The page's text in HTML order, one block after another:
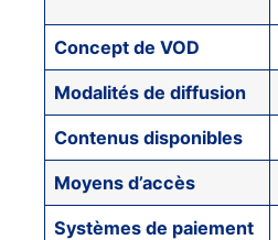
Concept de VOD
Modalités de diffusion
Contenus disponibles
Moyens d’accès
Systèmes de paiement